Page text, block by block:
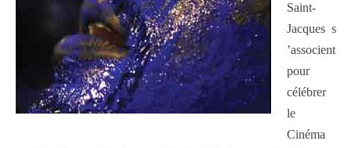
Saint-
Jacques s
’associent
pour
célébrer
le
Cinéma